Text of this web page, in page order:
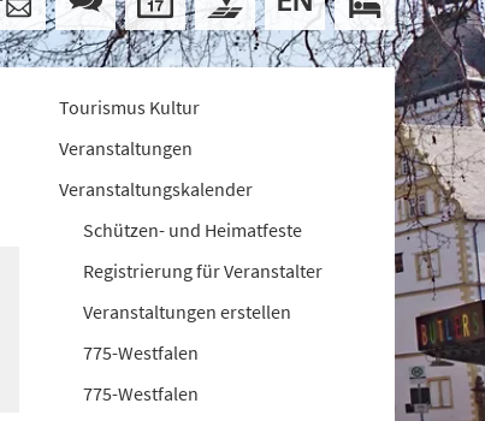
Tourismus Kultur
Veranstaltungen
Veranstaltungskalender
Schützen- und Heimatfeste
Registrierung für Veranstalter
Veranstaltungen erstellen
775-Westfalen
775-Westfalen